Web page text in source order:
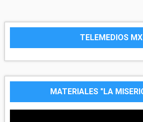
TELEMEDIOS MX
MATERIALES "LA